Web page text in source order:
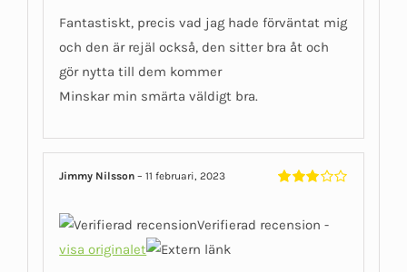
Fantastiskt, precis vad jag hade förväntat mig
och den är rejäl också, den sitter bra åt och
gör nytta till dem kommer
Minskar min smärta väldigt bra.
Jimmy Nilsson– 11 februari, 2023
Verifierad recension -
visa originalet